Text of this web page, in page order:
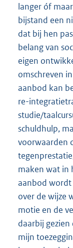
langer óf
bijstand een
dat bij hen
belang van
eigen
omschreven
aanbod kan
re-
studie/
schuldhulp,
voorwaarden
maken wat in
aanbod wordt
over de wijze
motie en de
daarbij
mijn